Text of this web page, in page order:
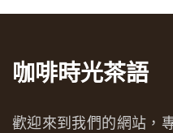
咖啡時光茶語
歡迎來到我們的網站，